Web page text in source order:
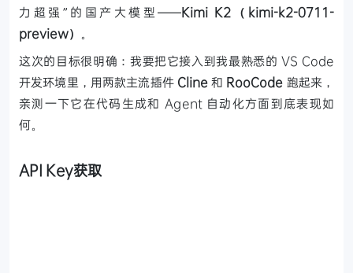
力超强”的国产大模型——Kimi K2（kimi-k2-0711-
preview） 。
这次的目标很明确：我要把它接入到我最熟悉的 VS Code
开发环境里，用两款主流插件 Cline 和 RooCode 跑起来，
亲测一下它在代码生成和 Agent 自动化方面到底表现如
何。
API Key获取